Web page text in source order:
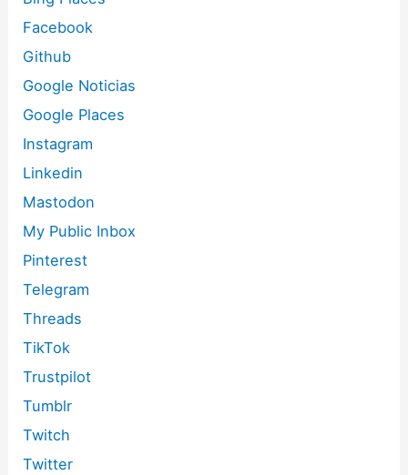
Facebook
Github
Google Noticias
Google Places
Instagram
Linkedin
Mastodon
My Public Inbox
Pinterest
Telegram
Threads
TikTok
Trustpilot
Tumblr
Twitch
Twitter